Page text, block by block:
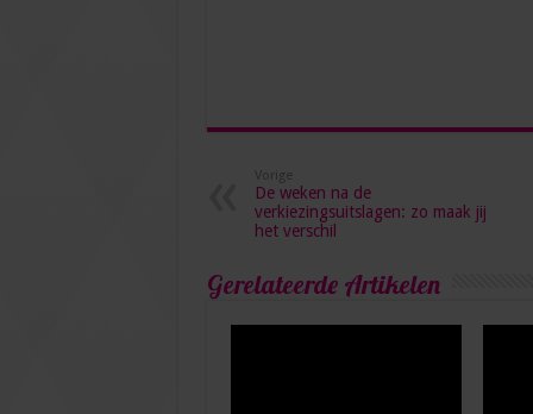
Vorige
De weken na de
verkiezingsuitslagen: zo maak jij
het verschil
Gerelateerde Artikelen